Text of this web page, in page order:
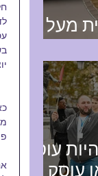
מעל
עוסק
עוסק